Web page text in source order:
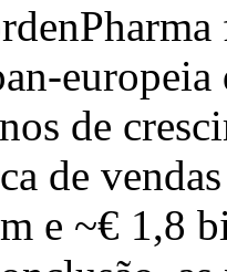
de
de
e ~€ 1,8